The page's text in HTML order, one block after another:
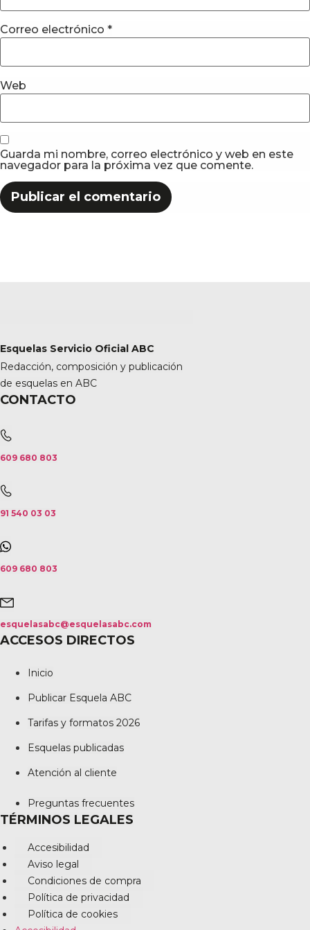
Correo electrónico *
Web
Guarda mi nombre, correo electrónico y web en este
navegador para la próxima vez que comente.
Esquelas Servicio Oficial ABC
Redacción, composición y publicación
de esquelas en ABC
CONTACTO
609 680 803
91 540 03 03
609 680 803
esquelasabc@esquelasabc.com
ACCESOS DIRECTOS
Inicio
Publicar Esquela ABC
Tarifas y formatos 2026
Esquelas publicadas
Atención al cliente
Preguntas frecuentes
TÉRMINOS LEGALES
Accesibilidad
Aviso legal
Condiciones de compra
Política de privacidad
Política de cookies